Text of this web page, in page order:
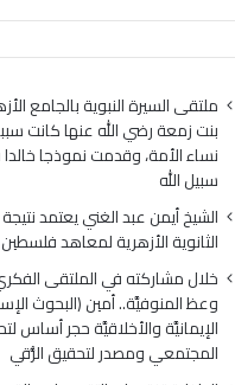
بنسبة
97.7%ملتقى السيرة النبوية بالجامع
بنت زمعة رضي الله عنها كانت
نساء الأمة، وقدمت نموذجا
سبيل الله
الشيخ أيمن عبد الغني يعتمد
الثانوية الأزهرية لمعاهد فلسطين
خلال مشاركته في الملتقى
وعظ المنوفيَّة.. أمين (البحوث
الإيمانيَّة والأخلاقيَّة حجر أساس
المجتمعي ومصدر لتحقيق الرُّقي